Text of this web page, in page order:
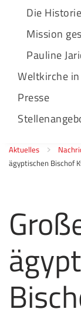
Die
Mission
Pauline
Weltkirche
Presse
Aktuelles
ägyptischen Bischof